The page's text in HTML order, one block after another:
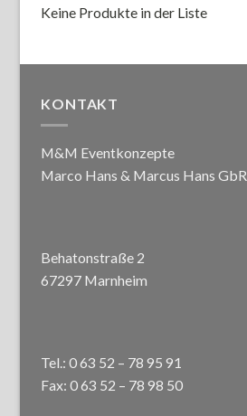
Keine Produkte in der Liste
KONTAKT
M&M Eventkonzepte
Marco Hans & Marcus Hans GbR
Behatonstraße 2
67297 Marnheim
Tel.: 0 63 52 – 78 95 91
Fax: 0 63 52 – 78 98 50